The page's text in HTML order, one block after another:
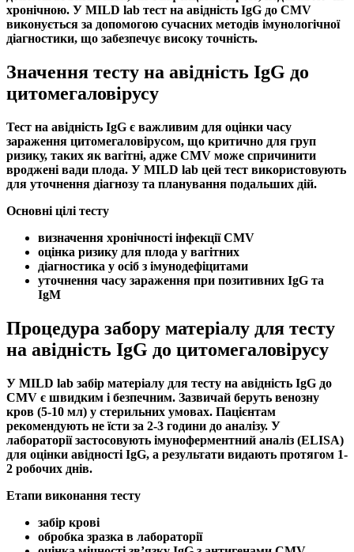
хронічною. У MILD lab тест на авідність IgG до CMV
виконується за допомогою сучасних методів імунологічної
діагностики, що забезпечує високу точність.
Значення тесту на авідність IgG до
цитомегаловірусу
Тест на авідність IgG є важливим для оцінки часу
зараження цитомегаловірусом, що критично для груп
ризику, таких як вагітні, адже CMV може спричинити
вроджені вади плода. У MILD lab цей тест використовують
для уточнення діагнозу та планування подальших дій.
Основні цілі тесту
визначення хронічності інфекції CMV
оцінка ризику для плода у вагітних
діагностика у осіб з імунодефіцитами
уточнення часу зараження при позитивних IgG та
IgM
Процедура забору матеріалу для тесту
на авідність IgG до цитомегаловірусу
У MILD lab забір матеріалу для тесту на авідність IgG до
CMV є швидким і безпечним. Зазвичай беруть венозну
кров (5-10 мл) у стерильних умовах. Пацієнтам
рекомендують не їсти за 2-3 години до аналізу. У
лабораторії застосовують імуноферментний аналіз (ELISA)
для оцінки авідності IgG, а результати видають протягом 1-
2 робочих днів.
Етапи виконання тесту
забір крові
обробка зразка в лабораторії